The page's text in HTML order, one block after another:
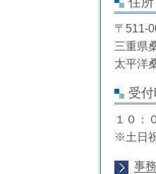
〒511-
三重県
太平洋
受
１０：
※土日
事